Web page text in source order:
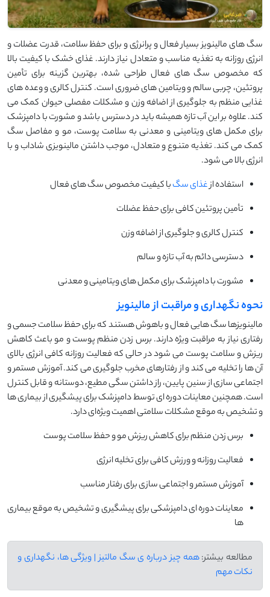
سگ های مالینویز بسیار فعال و پرانرژی و برای حفظ سلامت، قدرت عضلات و
انرژی روزانه به تغذیه مناسب و متعادل نیاز دارند. غذای خشک با کیفیت بالا
که مخصوص سگ های فعال طراحی شده، بهترین گزینه برای تأمین
پروتئین، چربی سالم و ویتامین های ضروری است. کنترل کالری و وعده های
غذایی منظم به جلوگیری از اضافه وزن و مشکلات مفصلی حیوان کمک می
کند. علاوه بر این آب تازه همیشه باید در دسترس باشد و مشورت با دامپزشک
برای مکمل های ویتامینی و معدنی به سلامت پوست، مو و مفاصل سگ
کمک می کند. تغذیه متنوع و متعادل، موجب داشتن مالینویزی شاداب و با
انرژی بالا می شود.
استفاده ازغذای سگبا کیفیت مخصوص سگ های فعال
تأمین پروتئین کافی برای حفظ عضلات
کنترل کالری و جلوگیری از اضافه وزن
دسترسی دائم به آب تازه و سالم
مشورت با دامپزشک برای مکمل های ویتامینی و معدنی
نحوه نگهداری و مراقبت از مالینویز
مالینویزها سگ هایی فعال و باهوش هستند که برای حفظ سلامت جسمی و
رفتاری نیاز به مراقبت ویژه دارند. برس زدن منظم پوست و مو باعث کاهش
ریزش و سلامت پوست می شود در حالی که فعالیت روزانه کافی انرژی بالای
آن ها را تخلیه می کند و از رفتارهای مخرب جلوگیری می کند. آموزش مستمر و
اجتماعی سازی از سنین پایین، راز داشتن سگی مطیع، دوستانه و قابل کنترل
است. همچنین معاینات دوره ای توسط دامپزشک برای پیشگیری از بیماری ها
و تشخیص به موقع مشکلات سلامتی اهمیت ویژه‌ای دارد.
برس زدن منظم برای کاهش ریزش مو و حفظ سلامت پوست
فعالیت روزانه و ورزش کافی برای تخلیه انرژی
آموزش مستمر و اجتماعی سازی برای رفتار مناسب
معاینات دوره ای دامپزشکی برای پیشگیری و تشخیص به موقع بیماری
ها
مطالعه بیشتر:همه چیز درباره ی سگ مالتیز | ویژگی ها، نگهداری و
نکات مهم